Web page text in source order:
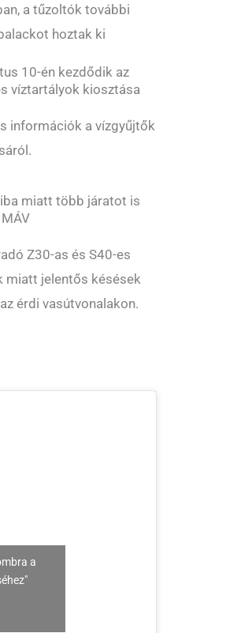
a tűzoltók további
hoztak ki
10-én kezdődik az
víztartályok kiosztása
információk a vízgyűjtők
miatt több járatot is
Z30-as és S40-es
miatt jelentős késések
érdi vasútvonalakon.
a